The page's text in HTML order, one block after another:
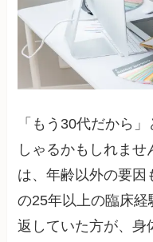
「もう30代だから
しゃるかもしれま
は、年齢以外の要因
の25年以上の臨床経
返していた方が、身